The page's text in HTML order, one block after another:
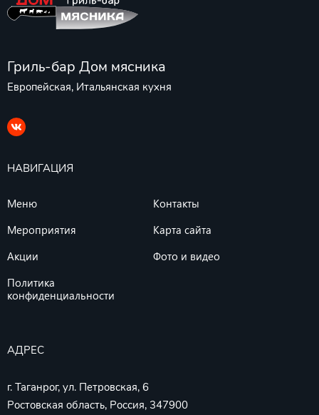
Гриль-бар Дом мясника
Европейская, Итальянская кухня
НАВИГАЦИЯ
Меню
Контакты
Мероприятия
Карта сайта
Акции
Фото и видео
Политика
конфиденциальности
АДРЕС
г. Таганрог, ул. Петровская, 6
Ростовская область, Россия, 347900